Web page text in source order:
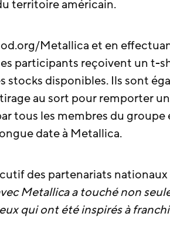
territoire américain.
Metallica et en
participants reçoivent un t-
stocks disponibles. Ils sont
au sort pour remporter
tous les membres du
date à Metallica.
des partenariats nationaux
Metallica a touché non
qui ont été inspirés à